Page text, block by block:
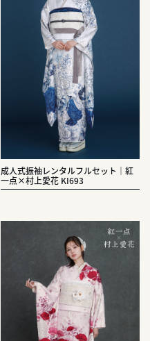
成人式振袖レンタルフルセット｜紅
一点×村上愛花 KI693